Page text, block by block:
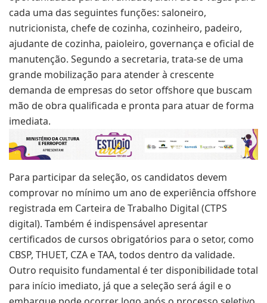
cada uma das seguintes funções: saloneiro,
nutricionista, chefe de cozinha, cozinheiro, padeiro,
ajudante de cozinha, paioleiro, governança e oficial de
manutenção. Segundo a secretaria, trata-se de uma
grande mobilização para atender à crescente
demanda de empresas do setor offshore que buscam
mão de obra qualificada e pronta para atuar de forma
imediata.
Para participar da seleção, os candidatos devem
comprovar no mínimo um ano de experiência offshore
registrada em Carteira de Trabalho Digital (CTPS
digital). Também é indispensável apresentar
certificados de cursos obrigatórios para o setor, como
CBSP, THUET, CZA e TAA, todos dentro da validade.
Outro requisito fundamental é ter disponibilidade total
para início imediato, já que a seleção será ágil e o